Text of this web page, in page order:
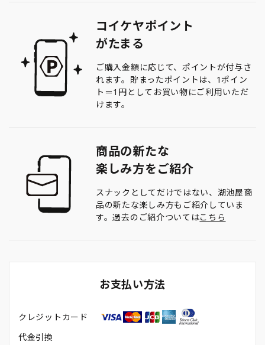
コイケヤポイント
がたまる
ご購入金額に応じて、ポイントが付与さ
れます。貯まったポイントは、1ポイン
ト＝1円としてお買い物にご利用いただ
けます。
商品の新たな
楽しみ方をご紹介
スナックとしてだけではない、湖池屋商
品の新たな楽しみ方もご紹介していま
す。過去のご紹介ついてはこちら
お支払い方法
クレジットカード
代金引換